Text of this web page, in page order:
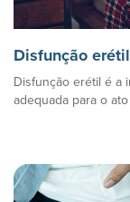
Disfunção erétil
Disfunção erétil é a
adequada para o